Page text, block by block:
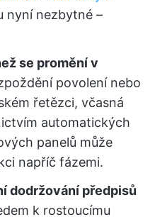
nyní nezbytné –
se promění v
povolení nebo
řetězci, včasná
automatických
panelů může
napříč fázemi.
dodržování předpisů
k rostoucímu